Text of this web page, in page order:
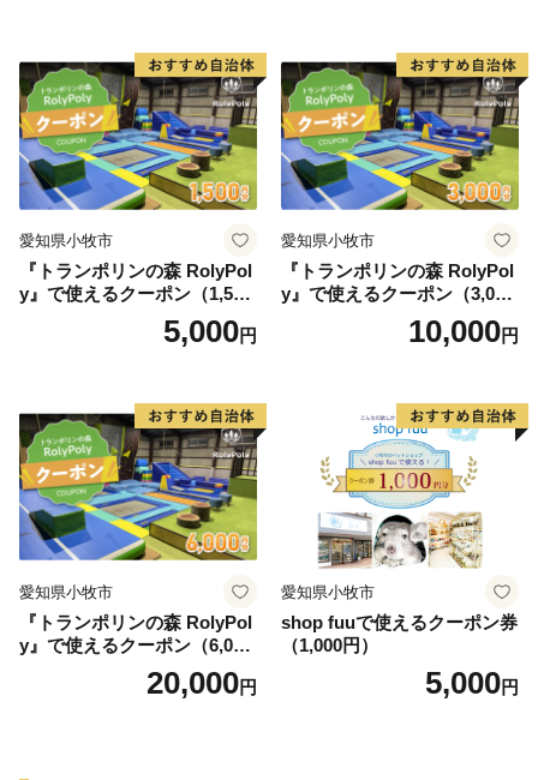
愛知県小牧市
『トランポリンの森 RolyPol
y』で使えるクーポン（1,500
5,000円
愛知県小牧市
『トランポリンの森 RolyPol
y』で使えるクーポン（3,000
10,000円
愛知県小牧市
『トランポリンの森 RolyPol
y』で使えるクーポン（6,000
20,000円
愛知県小牧市
shop fuuで使えるクーポン券
（1,000円）
5,000円